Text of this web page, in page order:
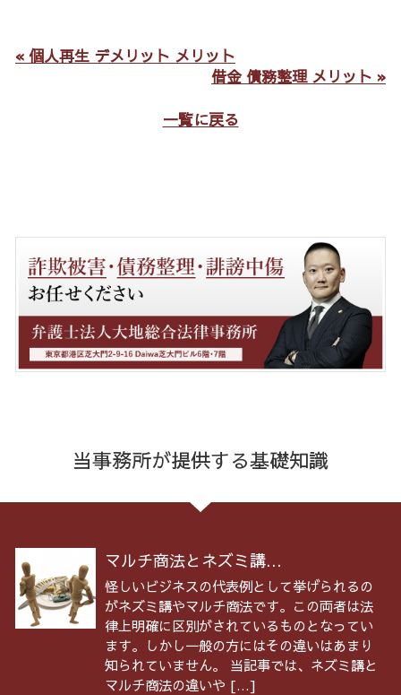
« 個人再生 デメリット メリット
借金 債務整理 メリット »
一覧に戻る
当事務所が提供する基礎知識
マルチ商法とネズミ講...
怪しいビジネスの代表例として挙げられるの
がネズミ講やマルチ商法です。この両者は法
律上明確に区別がされているものとなってい
ます。しかし一般の方にはその違いはあまり
知られていません。 当記事では、ネズミ講と
マルチ商法の違いや […]